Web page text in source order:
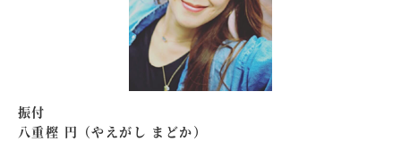
振付
八重樫 円（やえがし まどか）